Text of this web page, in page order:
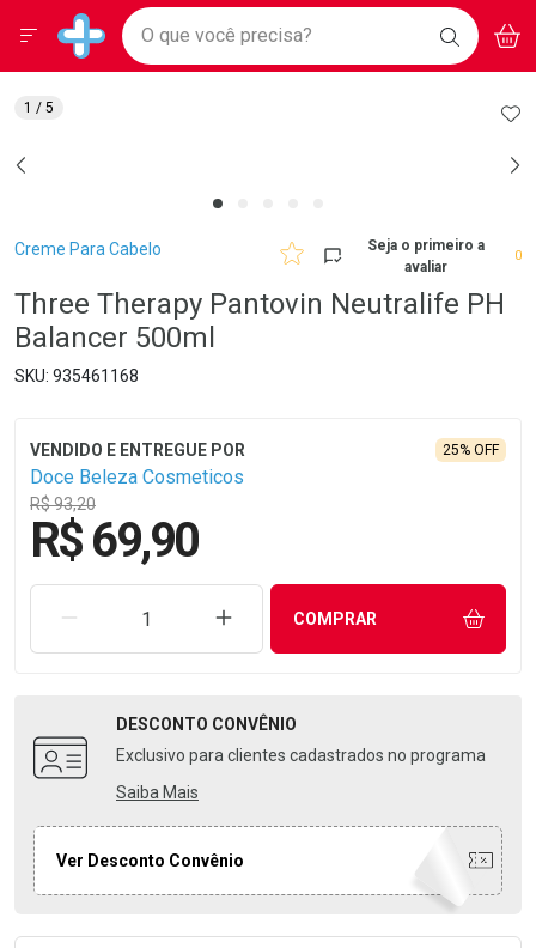
Drogarias Pacheco
Baixe nosso APP e aproveite Ofertas Exclusivas!
BAIXE
O APP
Ir direto para a home
pela página
Ir direto para o conteúdo
Ir direto para a busca
Ir direto para a conta
Faça a sua busca
O que você precisa? BUSCAR
Menu
Breadcrumb
Creme Para Cabelo
Seja o primeiro a
avaliar
0
Three Therapy Pantovin Neutralife PH
Balancer 500ml
935461168
Doce Beleza Cosmeticos
R$ 93,20
25% OFF
R$ 69,90
REMOVER UMA UNIDADEAUMENTAR UMA UNIDADE
COMPRAR
DESCONTO CONVÊNIO
Exclusivo para clientes cadastrados no programa
Saiba Mais
Ver Desconto Convênio
1 / 5